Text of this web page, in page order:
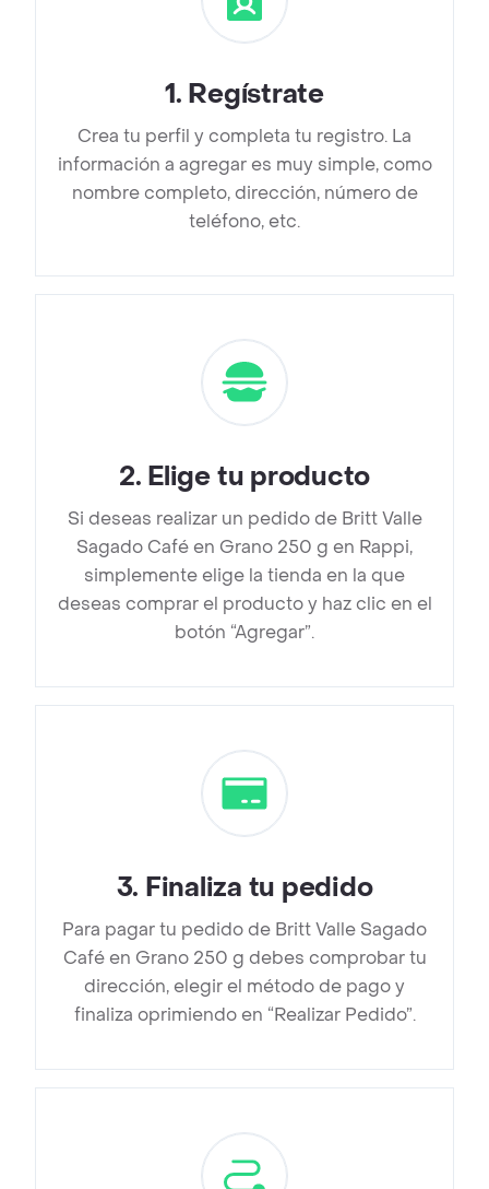
1. Regístrate
Crea tu perfil y completa tu registro. La
información a agregar es muy simple, como
nombre completo, dirección, número de
teléfono, etc.
2. Elige tu producto
Si deseas realizar un pedido de Britt Valle
Sagado Café en Grano 250 g en Rappi,
simplemente elige la tienda en la que
deseas comprar el producto y haz clic en el
botón “Agregar”.
3. Finaliza tu pedido
Para pagar tu pedido de Britt Valle Sagado
Café en Grano 250 g debes comprobar tu
dirección, elegir el método de pago y
finaliza oprimiendo en “Realizar Pedido”.